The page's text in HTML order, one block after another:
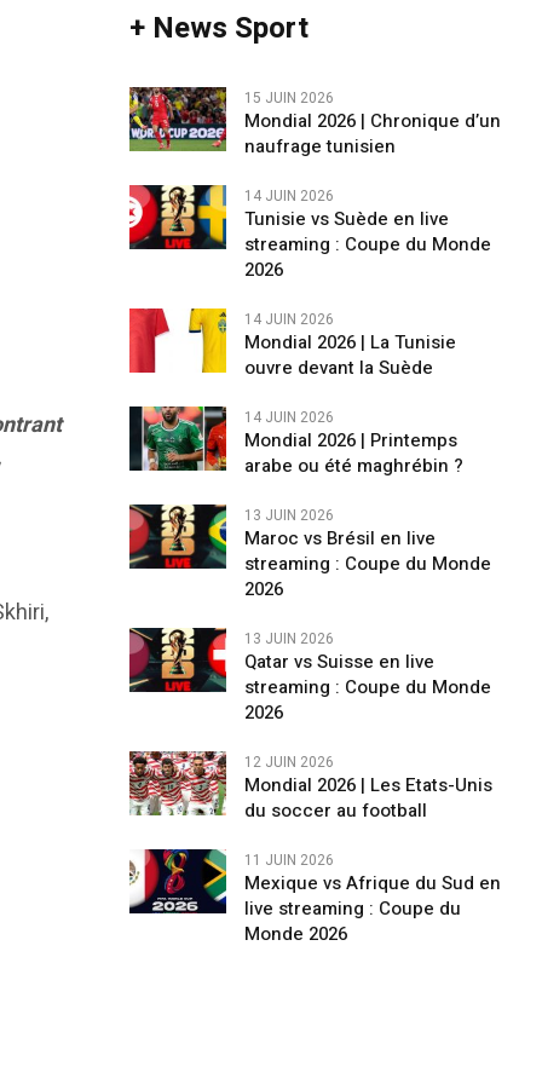
+ News Sport
15 JUIN 2026
Mondial 2026 | Chronique d’un
naufrage tunisien
14 JUIN 2026
Tunisie vs Suède en live
streaming : Coupe du Monde
2026
14 JUIN 2026
Mondial 2026 | La Tunisie
ouvre devant la Suède
14 JUIN 2026
Mondial 2026 | Printemps
arabe ou été maghrébin ?
13 JUIN 2026
Maroc vs Brésil en live
streaming : Coupe du Monde
2026
13 JUIN 2026
Qatar vs Suisse en live
streaming : Coupe du Monde
2026
12 JUIN 2026
Mondial 2026 | Les Etats-Unis
du soccer au football
11 JUIN 2026
Mexique vs Afrique du Sud en
live streaming : Coupe du
Monde 2026